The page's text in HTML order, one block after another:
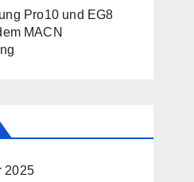
Pro10 und EG8
MACN
2025